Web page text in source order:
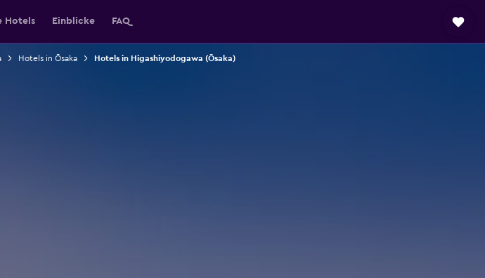
Hotels Einblicke FAQ
Hotels in Ōsaka Hotels in Higashiyodogawa (Ōsaka)